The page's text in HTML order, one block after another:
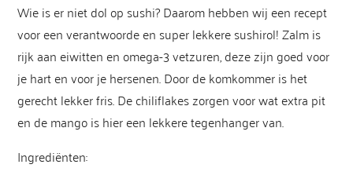
Wie is er niet dol op sushi? Daarom hebben wij een recept
voor een verantwoorde en super lekkere sushirol! Zalm is
rijk aan eiwitten en omega-3 vetzuren, deze zijn goed voor
je hart en voor je hersenen. Door de komkommer is het
gerecht lekker fris. De chiliflakes zorgen voor wat extra pit
en de mango is hier een lekkere tegenhanger van.
Ingrediënten: